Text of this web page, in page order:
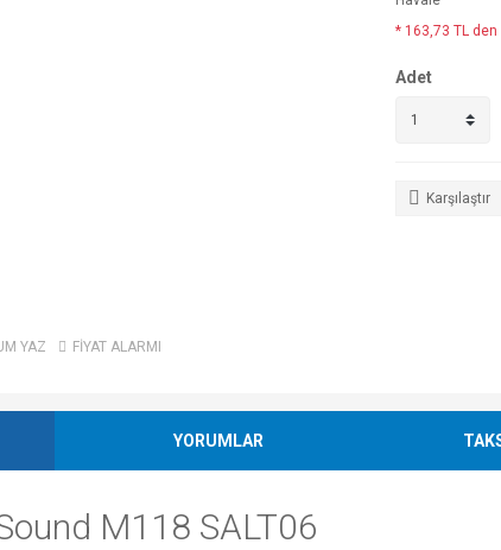
YAZ FİYAT ALARMI
* 163,73 TL
Adet
Karşılaştır
YORUMLAR
M118 SALT06